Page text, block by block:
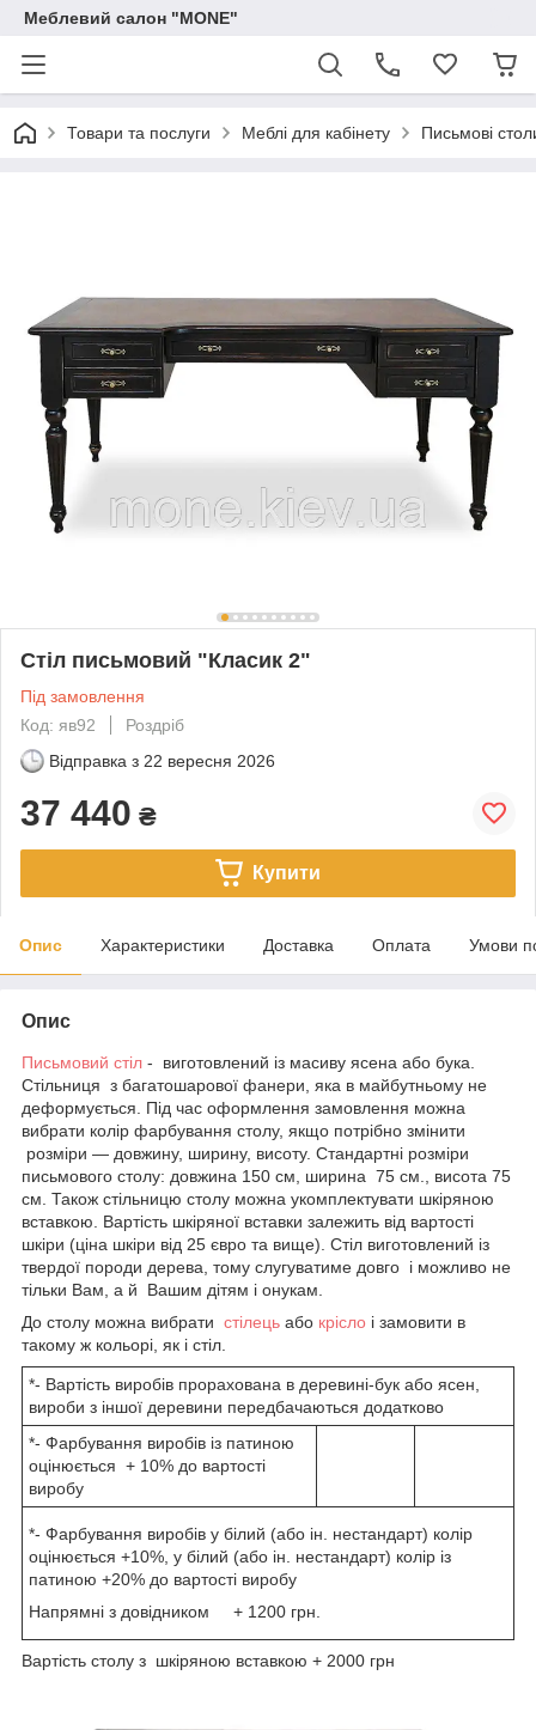
Меблевий салон "MONE"
Товари та послуги Меблі для кабінету Письмові
Стіл письмовий "Класик 2"
Під замовлення
Код: яв92
Роздріб
Відправка з 22 вересня 2026
37 440 ₴
Купити
Опис Характеристики Доставка Оплата Умови
Опис
Письмовий стіл - виготовлений із масиву ясена або бука.
Стільниця з багатошарової фанери, яка в майбутньому не
деформується. Під час оформлення замовлення можна
вибрати колір фарбування столу, якщо потрібно змінити
розміри — довжину, ширину, висоту. Стандартні розміри
письмового столу: довжина 150 см, ширина 75 см., висота 75
см. Також стільницю столу можна укомплектувати шкіряною
вставкою. Вартість шкіряної вставки залежить від вартості
шкіри (ціна шкіри від 25 євро та вище). Стіл виготовлений із
твердої породи дерева, тому слугуватиме довго і можливо не
тільки Вам, а й Вашим дітям і онукам.
До столу можна вибрати стілець або крісло і замовити в
такому ж кольорі, як і стіл.
*- Вартість виробів прорахована в деревині-бук або ясен,
вироби з іншої деревини передбачаються додатково
*- Фарбування виробів із патиною
оцінюється + 10% до вартості
виробу
*- Фарбування виробів у білий (або ін. нестандарт) колір
оцінюється +10%, у білий (або ін. нестандарт) колір із
патиною +20% до вартості виробу
Напрямні з довідником + 1200 грн.
Вартість столу з шкіряною вставкою + 2000 грн